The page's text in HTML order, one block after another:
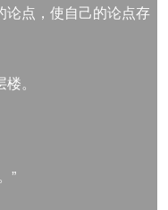
论点，使自己的论点存
。
”